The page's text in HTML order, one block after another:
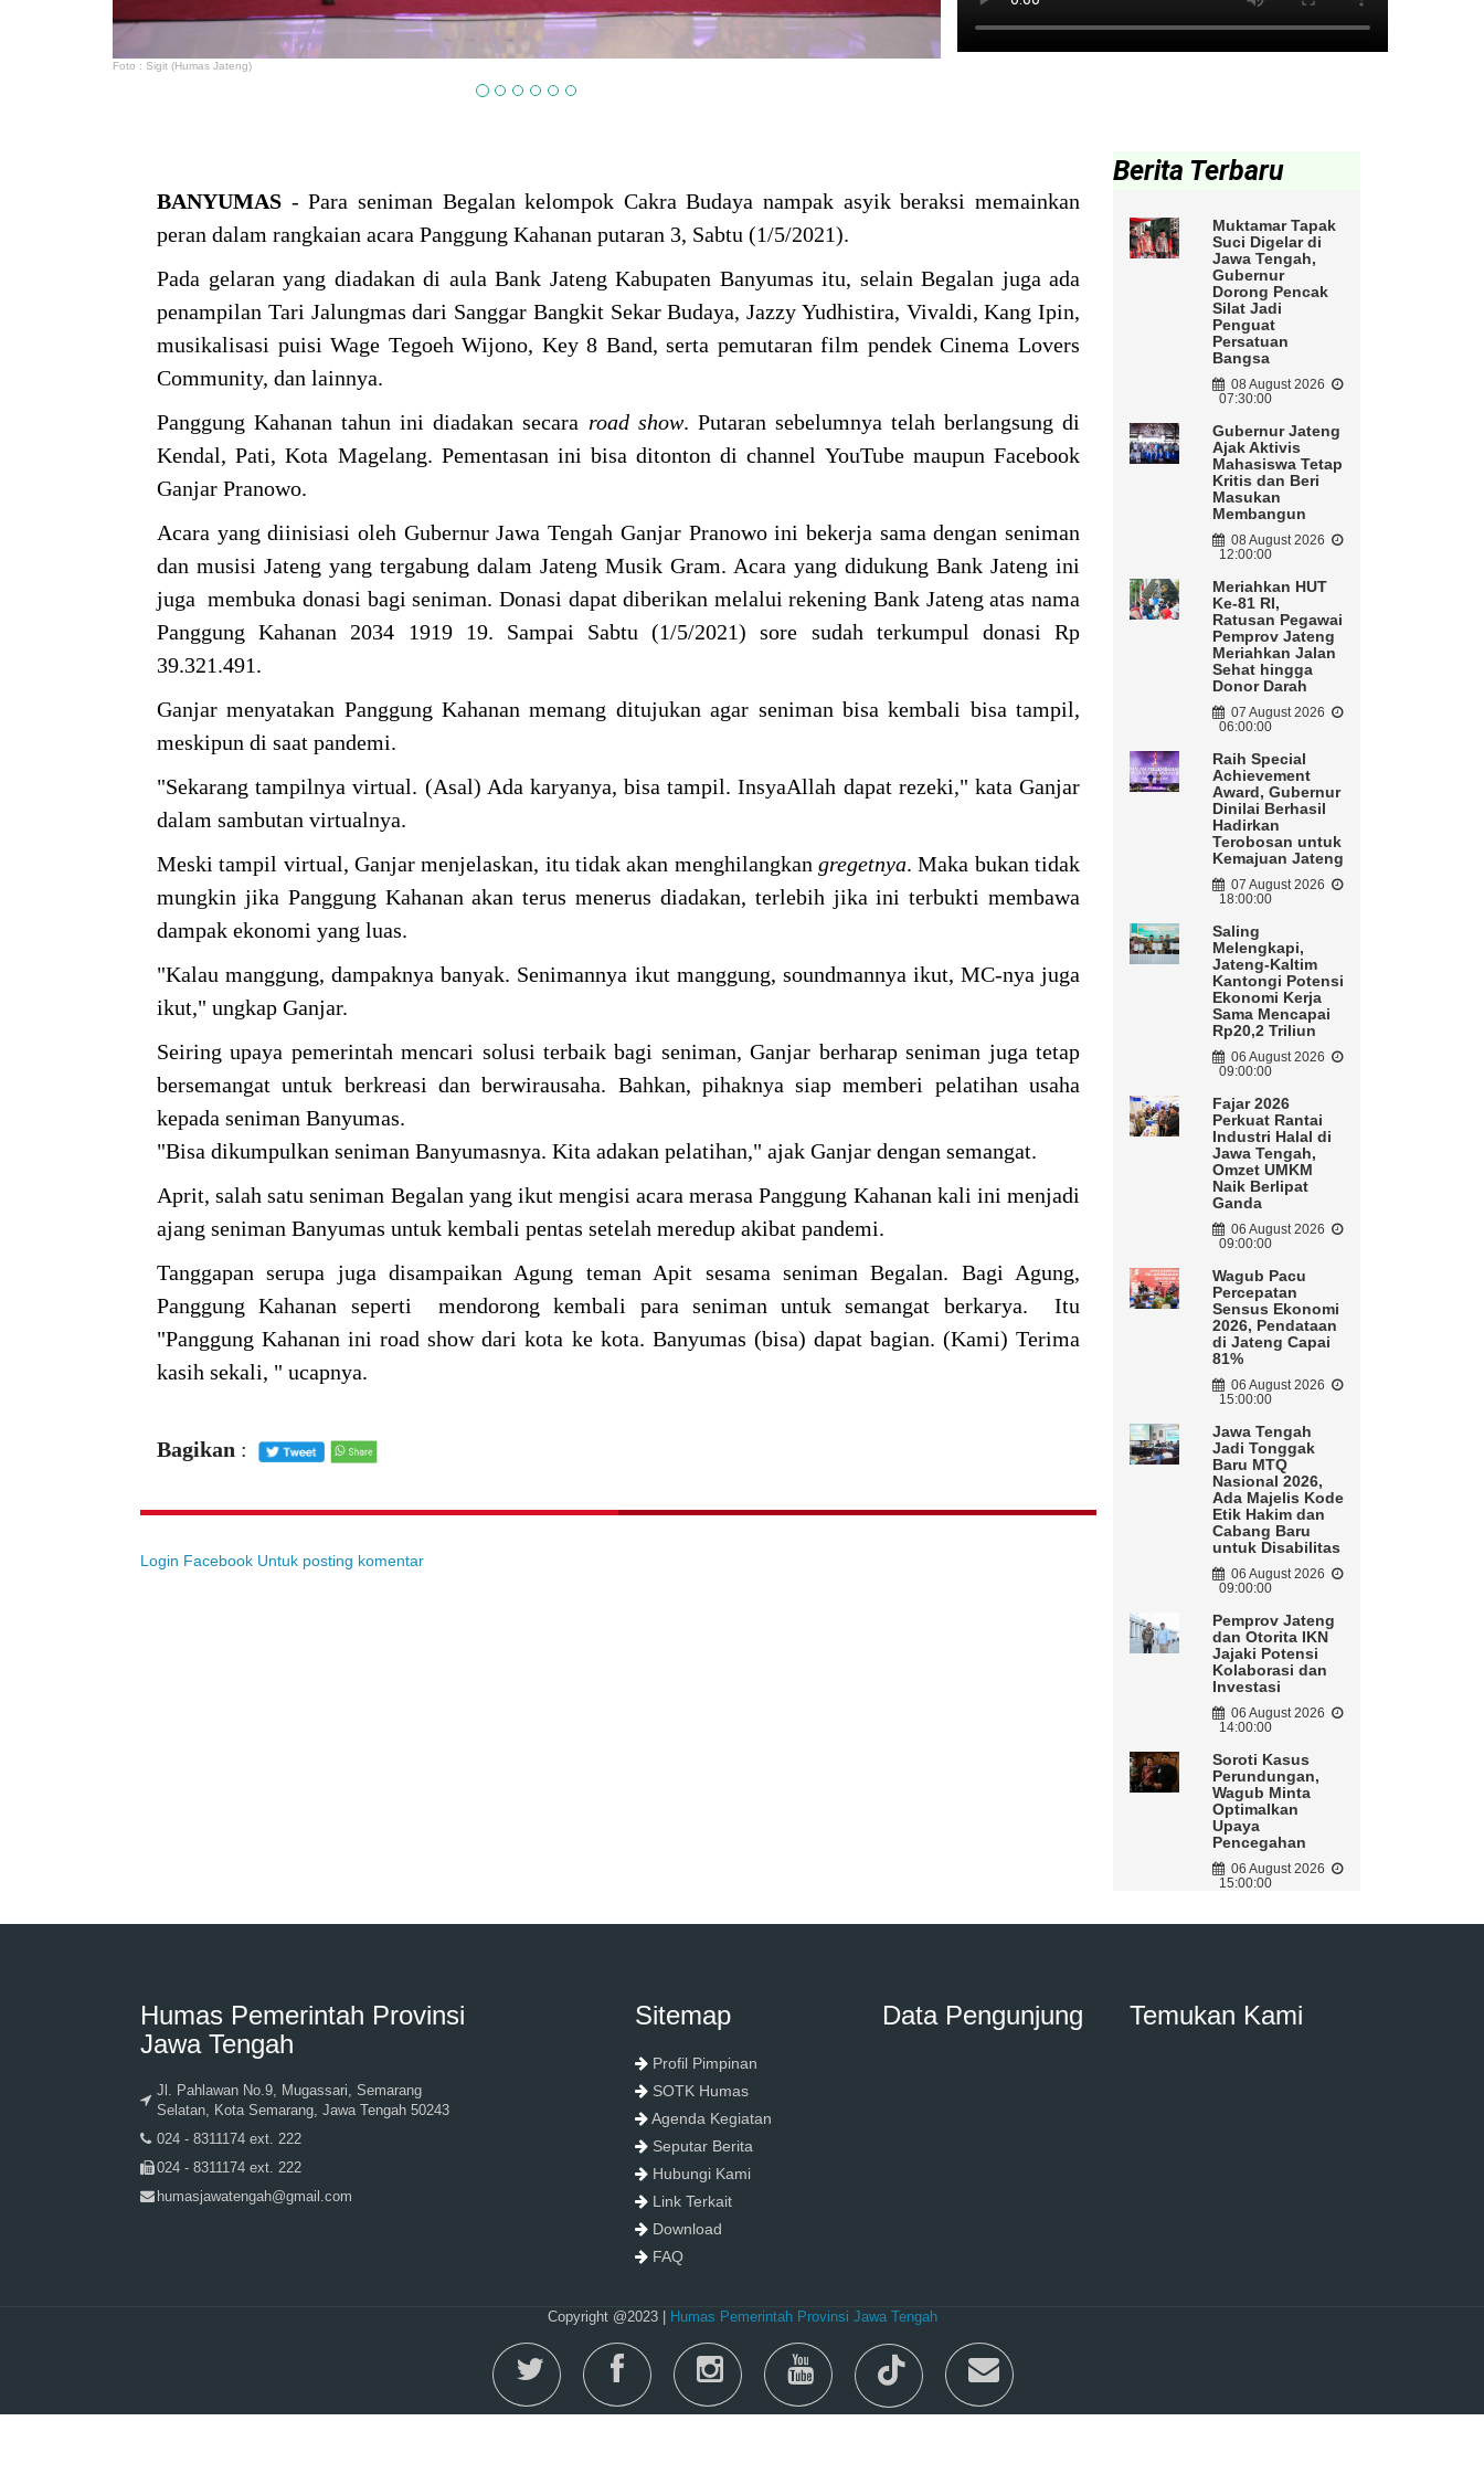
Foto : Sigit (Humas Jateng)
BANYUMAS - Para seniman Begalan kelompok Cakra Budaya nampak asyik beraksi memainkan
peran dalam rangkaian acara Panggung Kahanan putaran 3, Sabtu (1/5/2021).
Pada gelaran yang diadakan di aula Bank Jateng Kabupaten Banyumas itu, selain Begalan juga ada
penampilan Tari Jalungmas dari Sanggar Bangkit Sekar Budaya, Jazzy Yudhistira, Vivaldi, Kang Ipin,
musikalisasi puisi Wage Tegoeh Wijono, Key 8 Band, serta pemutaran film pendek Cinema Lovers
Community, dan lainnya.
Panggung Kahanan tahun ini diadakan secara road show. Putaran sebelumnya telah berlangsung di
Kendal, Pati, Kota Magelang. Pementasan ini bisa ditonton di channel YouTube maupun Facebook
Ganjar Pranowo.
Acara yang diinisiasi oleh Gubernur Jawa Tengah Ganjar Pranowo ini bekerja sama dengan seniman
dan musisi Jateng yang tergabung dalam Jateng Musik Gram. Acara yang didukung Bank Jateng ini
juga membuka donasi bagi seniman. Donasi dapat diberikan melalui rekening Bank Jateng atas nama
Panggung Kahanan 2034 1919 19. Sampai Sabtu (1/5/2021) sore sudah terkumpul donasi Rp
39.321.491.
Ganjar menyatakan Panggung Kahanan memang ditujukan agar seniman bisa kembali bisa tampil,
meskipun di saat pandemi.
"Sekarang tampilnya virtual. (Asal) Ada karyanya, bisa tampil. InsyaAllah dapat rezeki," kata Ganjar
dalam sambutan virtualnya.
Meski tampil virtual, Ganjar menjelaskan, itu tidak akan menghilangkan gregetnya. Maka bukan tidak
mungkin jika Panggung Kahanan akan terus menerus diadakan, terlebih jika ini terbukti membawa
dampak ekonomi yang luas.
"Kalau manggung, dampaknya banyak. Senimannya ikut manggung, soundmannya ikut, MC-nya juga
ikut," ungkap Ganjar.
Seiring upaya pemerintah mencari solusi terbaik bagi seniman, Ganjar berharap seniman juga tetap
bersemangat untuk berkreasi dan berwirausaha. Bahkan, pihaknya siap memberi pelatihan usaha
kepada seniman Banyumas.
"Bisa dikumpulkan seniman Banyumasnya. Kita adakan pelatihan," ajak Ganjar dengan semangat.
Aprit, salah satu seniman Begalan yang ikut mengisi acara merasa Panggung Kahanan kali ini menjadi
ajang seniman Banyumas untuk kembali pentas setelah meredup akibat pandemi.
Tanggapan serupa juga disampaikan Agung teman Apit sesama seniman Begalan. Bagi Agung,
Panggung Kahanan seperti mendorong kembali para seniman untuk semangat berkarya. Itu
"Panggung Kahanan ini road show dari kota ke kota. Banyumas (bisa) dapat bagian. (Kami) Terima
kasih sekali, " ucapnya.
Bagikan :
Login Facebook Untuk posting komentar
Berita Terbaru
Muktamar Tapak
Suci Digelar di
Jawa Tengah,
Gubernur
Dorong Pencak
Silat Jadi
Penguat
Persatuan
Bangsa
08 August 2026
07:30:00
Gubernur Jateng
Ajak Aktivis
Mahasiswa Tetap
Kritis dan Beri
Masukan
Membangun
08 August 2026
12:00:00
Meriahkan HUT
Ke-81 RI,
Ratusan Pegawai
Pemprov Jateng
Meriahkan Jalan
Sehat hingga
Donor Darah
07 August 2026
06:00:00
Raih Special
Achievement
Award, Gubernur
Dinilai Berhasil
Hadirkan
Terobosan untuk
Kemajuan Jateng
07 August 2026
18:00:00
Saling
Melengkapi,
Jateng-Kaltim
Kantongi Potensi
Ekonomi Kerja
Sama Mencapai
Rp20,2 Triliun
06 August 2026
09:00:00
Fajar 2026
Perkuat Rantai
Industri Halal di
Jawa Tengah,
Omzet UMKM
Naik Berlipat
Ganda
06 August 2026
09:00:00
Wagub Pacu
Percepatan
Sensus Ekonomi
2026, Pendataan
di Jateng Capai
81%
06 August 2026
15:00:00
Jawa Tengah
Jadi Tonggak
Baru MTQ
Nasional 2026,
Ada Majelis Kode
Etik Hakim dan
Cabang Baru
untuk Disabilitas
06 August 2026
09:00:00
Pemprov Jateng
dan Otorita IKN
Jajaki Potensi
Kolaborasi dan
Investasi
06 August 2026
14:00:00
Soroti Kasus
Perundungan,
Wagub Minta
Optimalkan
Upaya
Pencegahan
06 August 2026
15:00:00
Humas Pemerintah Provinsi
Jawa Tengah
Jl. Pahlawan No.9, Mugassari, Semarang
Selatan, Kota Semarang, Jawa Tengah 50243
024 - 8311174 ext. 222
024 - 8311174 ext. 222
humasjawatengah@gmail.com
Sitemap
Profil Pimpinan
SOTK Humas
Agenda Kegiatan
Seputar Berita
Hubungi Kami
Link Terkait
Download
FAQ
Data Pengunjung Temukan Kami
Copyright @2023 | Humas Pemerintah Provinsi Jawa Tengah